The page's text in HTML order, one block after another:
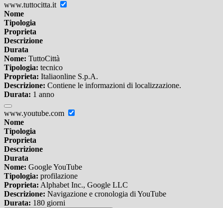
www.tuttocitta.it
Nome
Tipologia
Proprieta
Descrizione
Durata
Nome: TuttoCittà
Tipologia: tecnico
Proprieta: Italiaonline S.p.A.
Descrizione: Contiene le informazioni di localizzazione.
Durata: 1 anno
www.youtube.com
Nome
Tipologia
Proprieta
Descrizione
Durata
Nome: Google YouTube
Tipologia: profilazione
Proprieta: Alphabet Inc., Google LLC
Descrizione: Navigazione e cronologia di YouTube
Durata: 180 giorni